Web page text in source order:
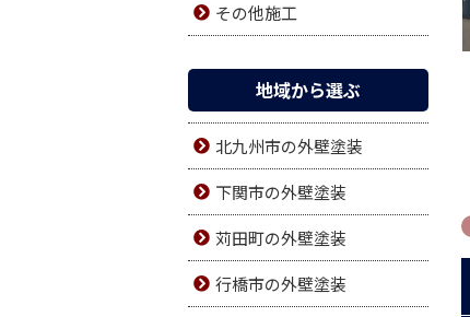
その他施工
地域から選ぶ
北九州市の外壁塗装
下関市の外壁塗装
苅田町の外壁塗装
行橋市の外壁塗装